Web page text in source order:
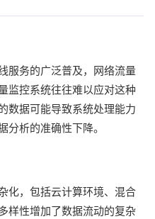
服务的广泛普及，网络流量
监控系统往往难以应对这种
数据可能导致系统处理能力
分析的准确性下降。
化，包括云计算环境、混合
样性增加了数据流动的复杂